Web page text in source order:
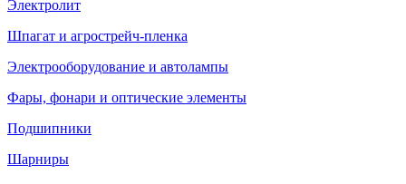
Электролит
Шпагат и агрострейч-пленка
Электрооборудование и автолампы
Фары, фонари и оптические элементы
Подшипники
Шарниры